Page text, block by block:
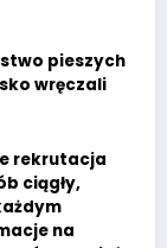
pieszych
wręczali
rekrutacja
ciągły,
na